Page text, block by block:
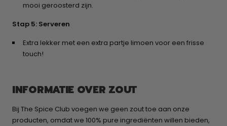
mooi geroosterd zijn.
Stap 5: Serveren
Extra lekker met een extra partje limoen voor een frisse
touch!
INFORMATIE OVER ZOUT
Bij The Spice Club voegen we geen zout toe aan onze
producten, omdat we 100% pure ingrediënten willen bieden,